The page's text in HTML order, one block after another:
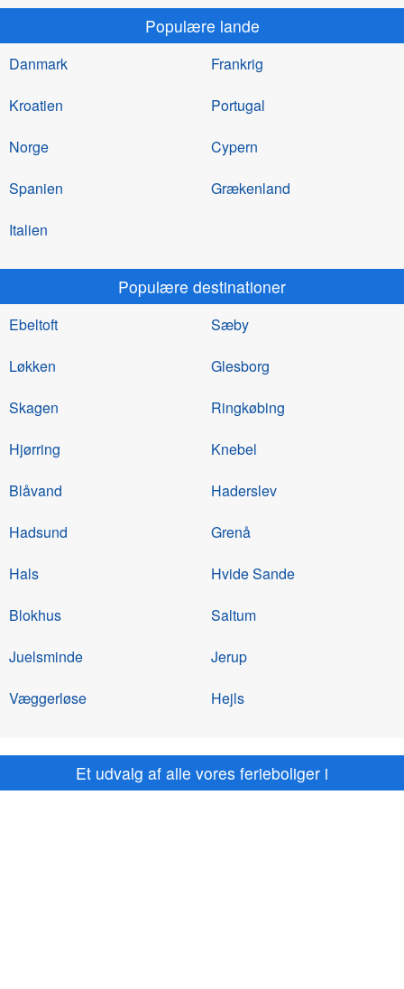
Populære lande
Danmark
Kroatien
Norge
Spanien
Italien
Frankrig
Portugal
Cypern
Grækenland
Populære destinationer
Ebeltoft
Løkken
Skagen
Hjørring
Blåvand
Hadsund
Hals
Blokhus
Juelsminde
Væggerløse
Sæby
Glesborg
Ringkøbing
Knebel
Haderslev
Grenå
Hvide Sande
Saltum
Jerup
Hejls
Et udvalg af alle vores ferieboliger i